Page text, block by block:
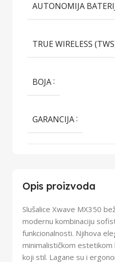
Opis proizvoda
Slušalice Xwave MX350
modernu kombinaciju
funkcionalnosti. Njihova
minimalističkom estetikom
koji stil. Lagane su i
AUTONOMIJA
TRUE WIRELESS
BOJA
GARANCIJA